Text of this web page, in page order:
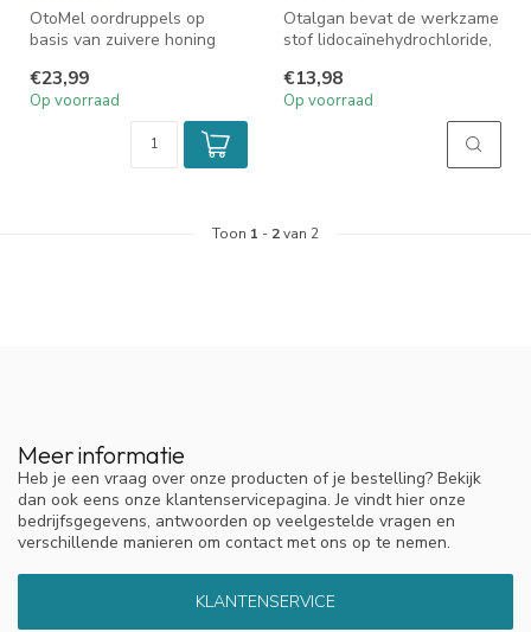
OtoMel oordruppels op
basis van zuivere honing
uitwen...
€23,99
Op voorraad
Otalgan bevat de werkzame
stof lidocaïnehydrochloride,
€13,98
Op voorraad
Toon 1 - 2van 2
Meer informatie
Heb je een vraag over onze producten of je bestelling? Bekijk
dan ook eens onze klantenservicepagina. Je vindt hier onze
bedrijfsgegevens, antwoorden op veelgestelde vragen en
verschillende manieren om contact met ons op te nemen.
KLANTENSERVICE